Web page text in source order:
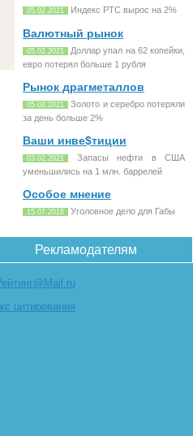
05.02.2021 Индекс РТС вырос на 2%
Валютный рынок
05.02.2021
Доллар упал на 62 копейки,
евро потерял больше 1 рубля
Рынок драгметаллов
05.02.2021
Золото и серебро потеряли
за день больше 2%
Ваши инве$тиции
03.02.2021
Запасы нефти в США
уменьшились на 1 млн. баррелей
Особое мнение
15.07.2018 Уголовное дело для Габы
Рекламодателям